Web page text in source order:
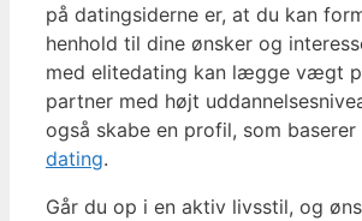
på datingsiderne er, at du kan
henhold til dine ønsker og
med elitedating kan lægge vægt
partner med højt
også skabe en profil, som baserer
dating.
Går du op i en aktiv livsstil, og